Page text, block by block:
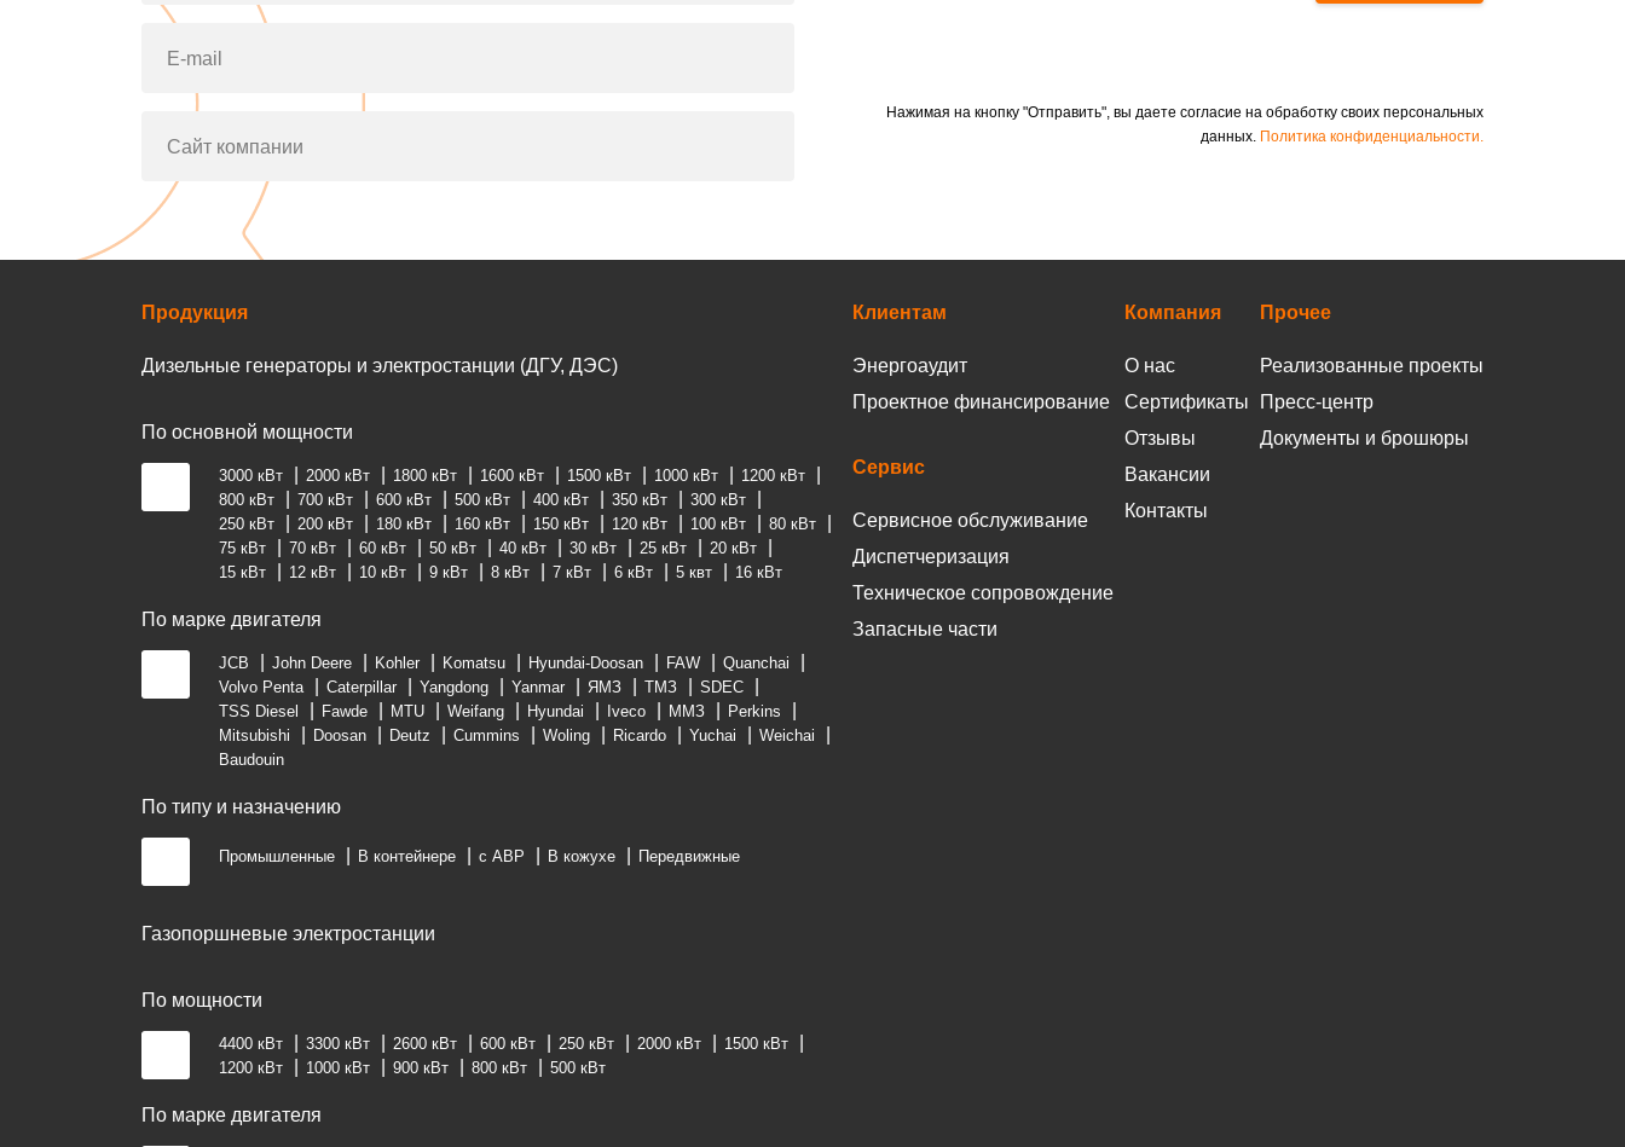
E-mail
Сайт компании
Нажимая на кнопку "Отправить", вы даете согласие на обработку своих персональных
данных. Политика конфиденциальности.
Продукция
Дизельные генераторы и электростанции (ДГУ, ДЭС)
По основной мощности
3000 кВт 2000 кВт 1800 кВт 1600 кВт 1500 кВт 1000 кВт
1200 кВт
800 кВт
700 кВт 600 кВт 500 кВт 400 кВт 350 кВт
300 кВт
250 кВт
200 кВт 180 кВт 160 кВт 150 кВт 120 кВт 100 кВт
80 кВт
75 кВт
70 кВт 60 кВт 50 кВт 40 кВт 30 кВт 25 кВт
20 кВт
15 кВт
12 кВт 10 кВт 9 кВт 8 кВт 7 кВт 6 кВт 5 квт 16 кВт
По марке двигателя
JCB John Deere Kohler Komatsu Hyundai-Doosan FAW
Quanchai
Volvo Penta
Caterpillar Yangdong Yanmar ЯМЗ ТМЗ
SDEC
TSS Diesel
Fawde MTU Weifang Hyundai Iveco ММЗ
Perkins
Mitsubishi
Doosan Deutz Cummins Woling Ricardo Yuchai
Weichai
Baudouin
По типу и назначению
Промышленные В контейнере с АВР В кожухе Передвижные
Газопоршневые электростанции
По мощности
4400 кВт 3300 кВт 2600 кВт 600 кВт 250 кВт 2000 кВт
1500 кВт
1200 кВт
1000 кВт 900 кВт 800 кВт 500 кВт
По марке двигателя
Клиентам
Энергоаудит
Проектное финансирование
Сервис
Сервисное обслуживание
Диспетчеризация
Техническое сопровождение
Запасные части
Компания
О нас
Сертификаты
Отзывы
Вакансии
Контакты
Прочее
Реализованные проекты
Пресс-центр
Документы и брошюры